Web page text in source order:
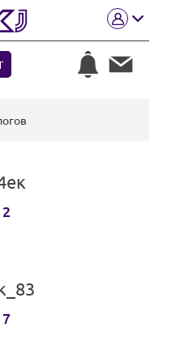
2
7